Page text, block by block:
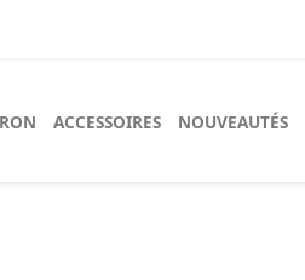
ACCESSOIRES NOUVEAUTÉS